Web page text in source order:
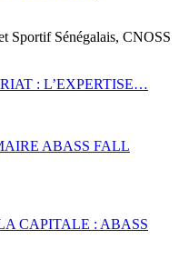
Sportif Sénégalais, CNOSS
: L’EXPERTISE…
ABASS FALL
CAPITALE : ABASS